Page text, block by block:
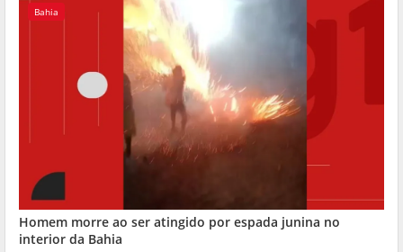
Bahia
Homem morre ao ser atingido por espada junina no
interior da Bahia